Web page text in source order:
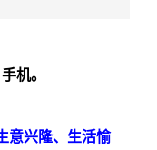
机。
意兴隆、生活愉